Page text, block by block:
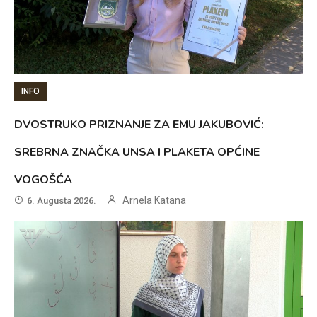
INFO
DVOSTRUKO PRIZNANJE ZA EMU JAKUBOVIĆ:
SREBRNA ZNAČKA UNSA I PLAKETA OPĆINE
VOGOŠĆA
6. Augusta 2026. Arnela Katana